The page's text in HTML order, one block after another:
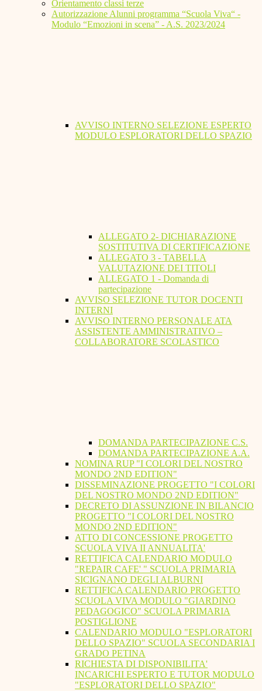
Orientamento classi terze
Autorizzazione Alunni programma “Scuola Viva“ -
Modulo “Emozioni in scena” - A.S. 2023/2024
AVVISO INTERNO SELEZIONE ESPERTO
MODULO ESPLORATORI DELLO SPAZIO
ALLEGATO 2- DICHIARAZIONE
SOSTITUTIVA DI CERTIFICAZIONE
ALLEGATO 3 - TABELLA
VALUTAZIONE DEI TITOLI
ALLEGATO 1 - Domanda di
partecipazione
AVVISO SELEZIONE TUTOR DOCENTI
INTERNI
AVVISO INTERNO PERSONALE ATA
ASSISTENTE AMMINISTRATIVO –
COLLABORATORE SCOLASTICO
DOMANDA PARTECIPAZIONE C.S.
DOMANDA PARTECIPAZIONE A.A.
NOMINA RUP "I COLORI DEL NOSTRO
MONDO 2ND EDITION"
DISSEMINAZIONE PROGETTO "I COLORI
DEL NOSTRO MONDO 2ND EDITION"
DECRETO DI ASSUNZIONE IN BILANCIO
PROGETTO "I COLORI DEL NOSTRO
MONDO 2ND EDITION"
ATTO DI CONCESSIONE PROGETTO
SCUOLA VIVA II ANNUALITA'
RETTIFICA CALENDARIO MODULO
"REPAIR CAFE' " SCUOLA PRIMARIA
SICIGNANO DEGLI ALBURNI
RETTIFICA CALENDARIO PROGETTO
SCUOLA VIVA MODULO "GIARDINO
PEDAGOGICO" SCUOLA PRIMARIA
POSTIGLIONE
CALENDARIO MODULO "ESPLORATORI
DELLO SPAZIO" SCUOLA SECONDARIA I
GRADO PETINA
RICHIESTA DI DISPONIBILITA'
INCARICHI ESPERTO E TUTOR MODULO
"ESPLORATORI DELLO SPAZIO"